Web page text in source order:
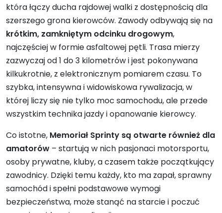
która łączy ducha rajdowej walki z dostępnością dla
szerszego grona kierowców. Zawody odbywają się na
krótkim, zamkniętym odcinku drogowym,
najczęściej w formie asfaltowej pętli. Trasa mierzy
zazwyczaj od 1 do 3 kilometrów i jest pokonywana
kilkukrotnie, z elektronicznym pomiarem czasu. To
szybka, intensywna i widowiskowa rywalizacja, w
której liczy się nie tylko moc samochodu, ale przede
wszystkim technika jazdy i opanowanie kierowcy.
Co istotne, Memoriał Sprinty są otwarte również dla
amatorów – startują w nich pasjonaci motorsportu,
osoby prywatne, kluby, a czasem także początkujący
zawodnicy. Dzięki temu każdy, kto ma zapał, sprawny
samochód i spełni podstawowe wymogi
bezpieczeństwa, może stanąć na starcie i poczuć